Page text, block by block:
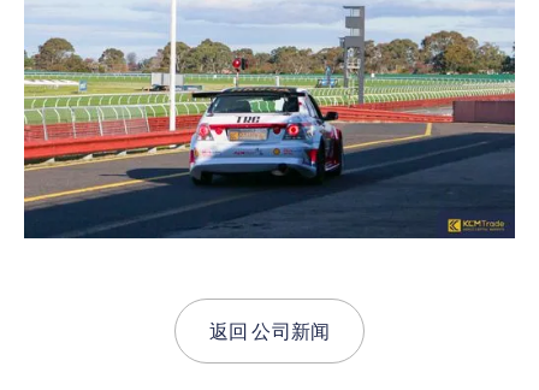
返回公司新闻